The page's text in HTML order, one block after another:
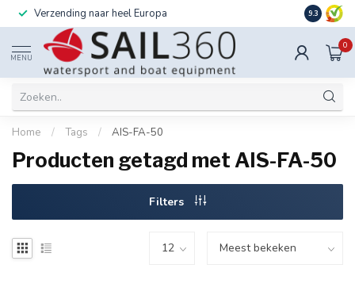
Verzending naar heel Europa Ook
9.3
MENU
0
Home / Tags / AIS-FA-50
Producten getagd met AIS-FA-50
Filters